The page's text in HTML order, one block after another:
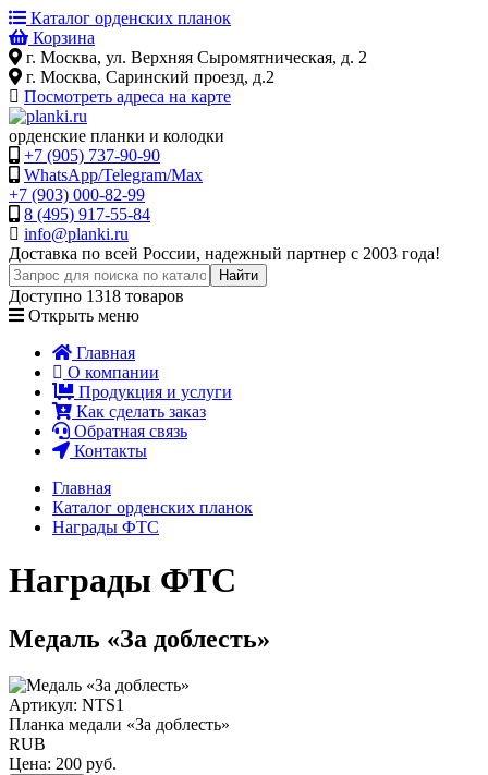
Каталог орденских планок
Корзина
г. Москва, ул. Верхняя Сыромятническая, д. 2
г. Москва, Саринский проезд, д.2
Посмотреть адреса на карте
орденские планки и колодки
+7 (905) 737-90-90
WhatsApp/Telegram/Max
+7 (903) 000-82-99
8 (495) 917-55-84
info@planki.ru
Доставка по всей России, надежный партнер с 2003 года!
Доступно 1318 товаров
Открыть меню
Главная
О компании
Продукция и услуги
Как сделать заказ
Обратная связь
Контакты
Главная
Каталог орденских планок
Награды ФТС
Награды ФТС
Медаль «За доблесть»
Артикул: NTS1
Планка медали «За доблесть»
RUB
Цена: 200 руб.